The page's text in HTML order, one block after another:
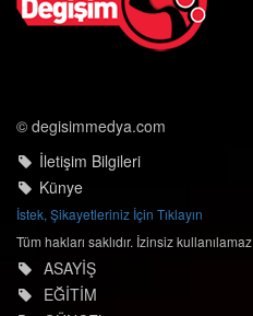
© degisimmedya.com
İletişim Bilgileri
Künye
İstek, Şikayetleriniz İçin Tıklayın
Tüm hakları saklıdır. İzinsiz kullanılamaz.
ASAYİŞ
EĞİTİM